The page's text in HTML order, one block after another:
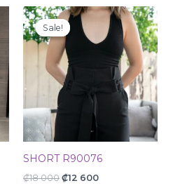
Sale!
Sale!
SHORT R90076
₡18 000
Original
price
was:
₡18
000.
₡12 600
Current
price
is:
₡12
600.